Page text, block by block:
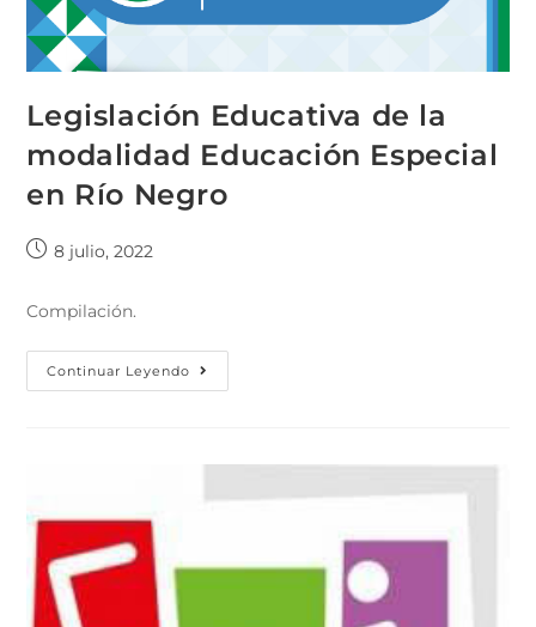
Legislación Educativa de la
modalidad Educación Especial
en Río Negro
8 julio, 2022
Compilación.
Continuar Leyendo